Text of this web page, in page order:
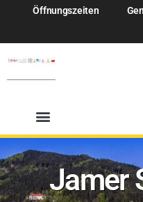
Öffnungszeiten
Jamer